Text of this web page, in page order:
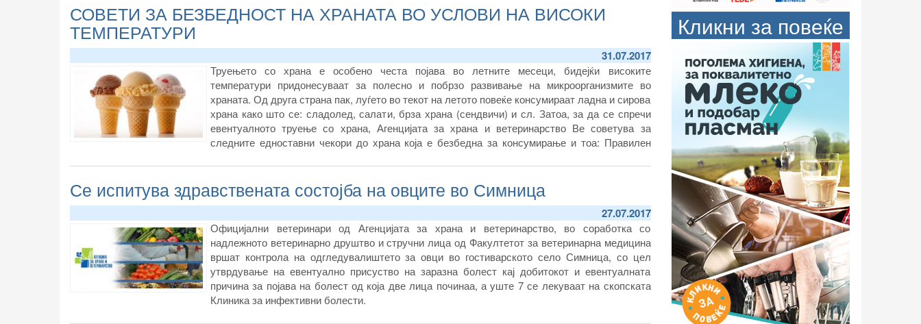
СОВЕТИ ЗА БЕЗБЕДНОСТ НА ХРАНАТА ВО УСЛОВИ НА ВИСОКИ
ТЕМПЕРАТУРИ
31.07.2017
Труењето со храна е особено честа појава во летните месеци, бидејќи високите
температури придонесуваат за полесно и побрзо развивање на микроорганизмите во
храната. Од друга страна пак, луѓето во текот на летото повеќе консумираат ладна и сирова
храна како што се: сладолед, салати, брза храна (сендвичи) и сл. Затоа, за да се спречи
евентуалното труење со храна, Агенцијата за храна и ветеринарство Ве советува за
следните едноставни чекори до храна која е безбедна за консумирање и тоа: Правилен
Се испитува здравствената состојба на овците во Симница
27.07.2017
Официјални ветеринари од Агенцијата за храна и ветеринарство, во соработка со
надлежното ветеринарно друштво и стручни лица од Факултетот за ветеринарна медицина
вршат контрола на одгледувалиштето за овци во гостиварското село Симница, со цел
утврдување на евентуално присуство на заразна болест кај добитокот и евентуалната
причина за појава на болест од која две лица починаа, а уште 7 се лекуваат на скопската
Клиника за инфективни болести.
Кликни за повеќе